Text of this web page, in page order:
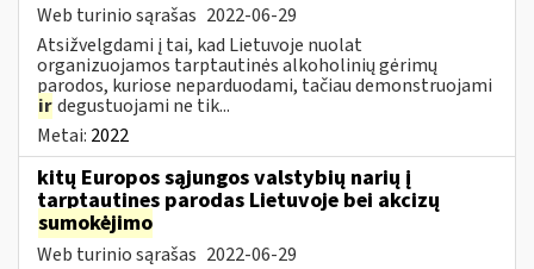
Web turinio sąrašas 2022-06-29
Atsižvelgdami į tai, kad Lietuvoje nuolat
organizuojamos tarptautinės alkoholinių gėrimų
parodos, kuriose neparduodami, tačiau demonstruojami
irdegustuojami ne tik...
Metai: 2022
kitų Europos sąjungos valstybių narių į
tarptautines parodas Lietuvoje bei akcizų
sumokėjimo
Web turinio sąrašas 2022-06-29